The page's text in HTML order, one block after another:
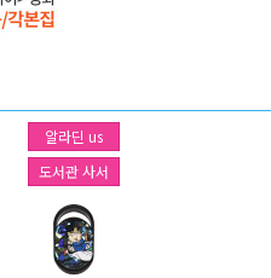
알라딘 us
도서관 사서